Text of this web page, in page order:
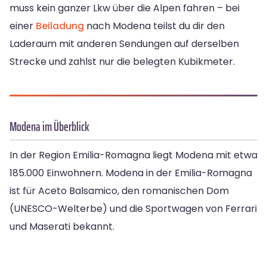
muss kein ganzer Lkw über die Alpen fahren – bei
einer Beiladung nach Modena teilst du dir den
Laderaum mit anderen Sendungen auf derselben
Strecke und zahlst nur die belegten Kubikmeter.
Modena im Überblick
In der Region Emilia-Romagna liegt Modena mit etwa
185.000 Einwohnern. Modena in der Emilia-Romagna
ist für Aceto Balsamico, den romanischen Dom
(UNESCO-Welterbe) und die Sportwagen von Ferrari
und Maserati bekannt.